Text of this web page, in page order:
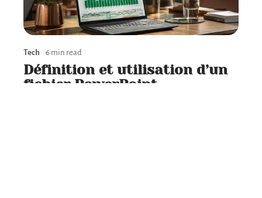
Tech 6 min read
Définition et utilisation d’un
fichier PowerPoint